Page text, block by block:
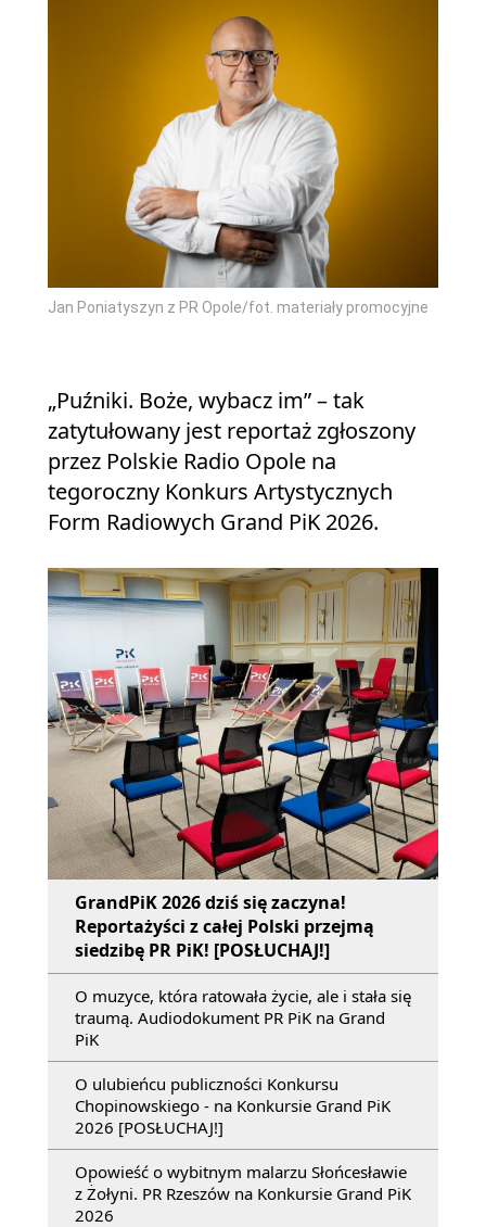
Jan Poniatyszyn z PR Opole/fot. materiały promocyjne
„Puźniki. Boże, wybacz im” – tak
zatytułowany jest reportaż zgłoszony
przez Polskie Radio Opole na
tegoroczny Konkurs Artystycznych
Form Radiowych Grand PiK 2026.
GrandPiK 2026 dziś się zaczyna!
Reportażyści z całej Polski przejmą
siedzibę PR PiK! [POSŁUCHAJ!]
O muzyce, która ratowała życie, ale i stała się
traumą. Audiodokument PR PiK na Grand
PiK
O ulubieńcu publiczności Konkursu
Chopinowskiego - na Konkursie Grand PiK
2026 [POSŁUCHAJ!]
Opowieść o wybitnym malarzu Słońcesławie
z Żołyni. PR Rzeszów na Konkursie Grand PiK
2026